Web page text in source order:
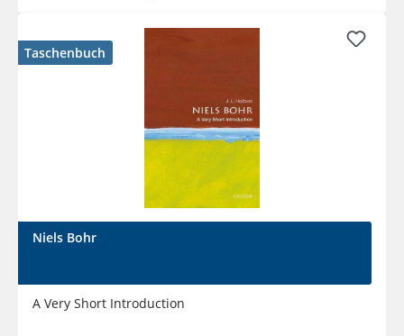
Taschenbuch
Niels Bohr
A Very Short Introduction